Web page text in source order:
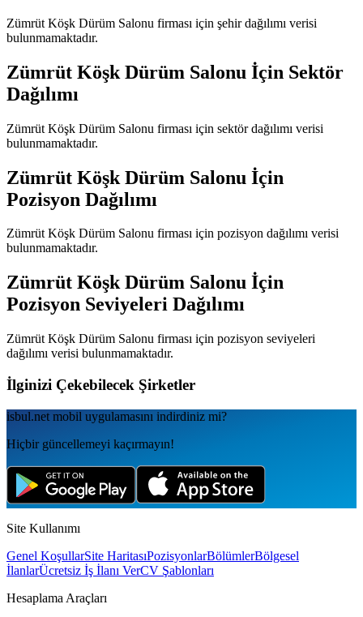
Zümrüt Köşk Dürüm Salonu firması için şehir dağılımı verisi
bulunmamaktadır.
Zümrüt Köşk Dürüm Salonu İçin Sektör
Dağılımı
Zümrüt Köşk Dürüm Salonu firması için sektör dağılımı verisi
bulunmamaktadır.
Zümrüt Köşk Dürüm Salonu İçin
Pozisyon Dağılımı
Zümrüt Köşk Dürüm Salonu firması için pozisyon dağılımı verisi
bulunmamaktadır.
Zümrüt Köşk Dürüm Salonu İçin
Pozisyon Seviyeleri Dağılımı
Zümrüt Köşk Dürüm Salonu firması için pozisyon seviyeleri
dağılımı verisi bulunmamaktadır.
İlginizi Çekebilecek Şirketler
isbul.net mobil uygulamаsını indirdiniz mi?
Hiçbir güncellemeyi kaçırmayın!
Site Kullanımı
Genel KoşullarSite HaritasıPozisyonlarBölümlerBölgesel
İlanlarÜcretsiz İş İlanı VerCV Şablonları
Hesaplama Araçları